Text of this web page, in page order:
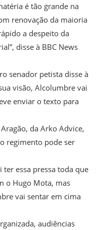
é tão grande na
renovação da maioria
a despeito da
disse à BBC News
senador petista disse à
visão, Alcolumbre vai
enviar o texto para
da Arko Advice,
regimento pode ser
ter essa pressa toda que
o Hugo Mota, mas
vai sentar em cima
audiências